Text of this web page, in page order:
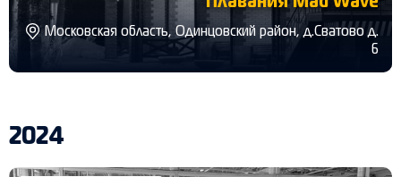
Московская область, Одинцовский район, д.Сватово д.
6
2024